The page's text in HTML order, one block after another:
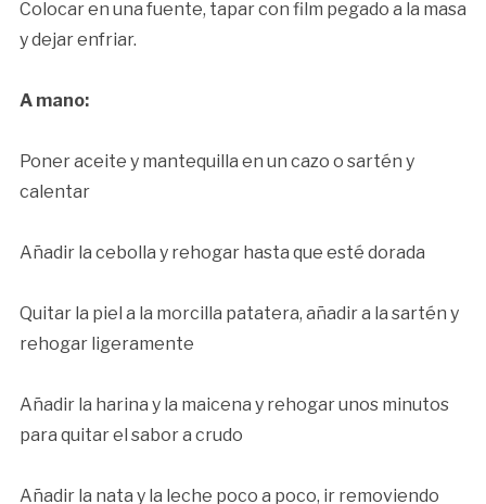
Colocar en una fuente, tapar con film pegado a la masa
y dejar enfriar.
A mano:
Poner aceite y mantequilla en un cazo o sartén y
calentar
Añadir la cebolla y rehogar hasta que esté dorada
Quitar la piel a la morcilla patatera, añadir a la sartén y
rehogar ligeramente
Añadir la harina y la maicena y rehogar unos minutos
para quitar el sabor a crudo
Añadir la nata y la leche poco a poco, ir removiendo